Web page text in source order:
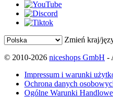
Zmień kraj/
© 2010-2026 niceshops GmbH -
Impressum i warunki
Ochrona danych
Ogólne Warunki